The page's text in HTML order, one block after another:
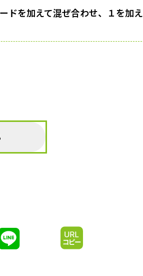
ドを加えて混ぜ合わせ、１を加え